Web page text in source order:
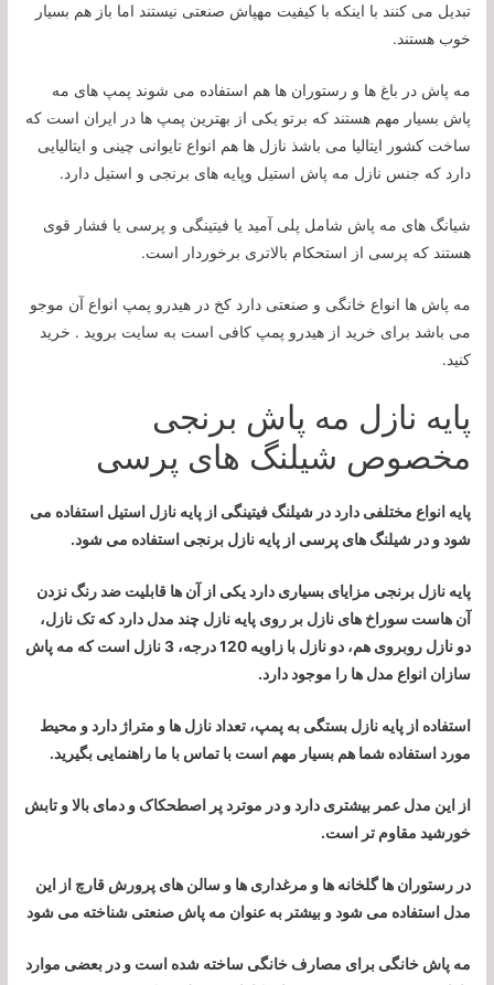
تبدیل می کنند با اینکه با کیفیت مهپاش صنعتی نیستند اما باز هم بسیار
خوب هستند.
مه پاش در باغ ها و رستوران ها هم استفاده می شوند پمپ های مه
پاش بسیار مهم هستند که برتو یکی از بهترین پمپ ها در ایران است که
ساخت کشور ایتالیا می باشذ نازل ها هم انواع تایوانی چینی و ایتالیایی
دارد که جنس نازل مه پاش استیل وپایه های برنجی و استیل دارد.
شیانگ های مه پاش شامل پلی آمید یا فیتینگی و پرسی یا فشار قوی
هستند که پرسی از استحکام بالاتری برخوردار است.
مه پاش ها انواع خانگی و صنعتی دارد کخ در هیدرو پمپ انواع آن موجو
می باشد برای خرید از هیدرو پمپ کافی است به سایت بروید . خرید
کنید.
پایه نازل مه پاش برنجی
مخصوص شیلنگ های پرسی
پایه انواع مختلفی دارد در شیلنگ فیتینگی از پایه نازل استیل استفاده می
شود و در شیلنگ های پرسی از پایه نازل برنجی استفاده می شود.
پایه نازل برنجی مزایای بسیاری دارد یکی از آن ها قابلیت ضد رنگ نزدن
آن هاست سوراخ های نازل بر روی پایه نازل چند مدل دارد که تک نازل،
دو نازل روبروی هم، دو نازل با زاویه 120 درجه، 3 نازل است که مه پاش
سازان انواع مدل ها را موجود دارد.
استفاده از پایه نازل بستگی به پمپ، تعداد نازل ها و متراژ دارد و محیط
مورد استفاده شما هم بسیار مهم است با تماس با ما راهنمایی بگیرید.
از این مدل عمر بیشتری دارد و در موترد پر اصطحکاک و دمای بالا و تابش
خورشید مقاوم تر است.
در رستوران ها گلخانه ها و مرغداری ها و سالن های پرورش قارچ از این
مدل استفاده می شود و بیشتر به عنوان مه پاش صنعتی شناخته می شود
مه پاش خانگی برای مصارف خانگی ساخته شده است و در بعضی موارد